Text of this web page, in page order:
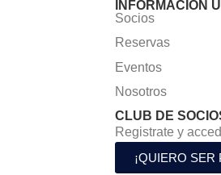
INFORMACIÓN
Socios
Reservas
Eventos
Nosotros
CLUB DE
Registrate y
¡QUIERO SER